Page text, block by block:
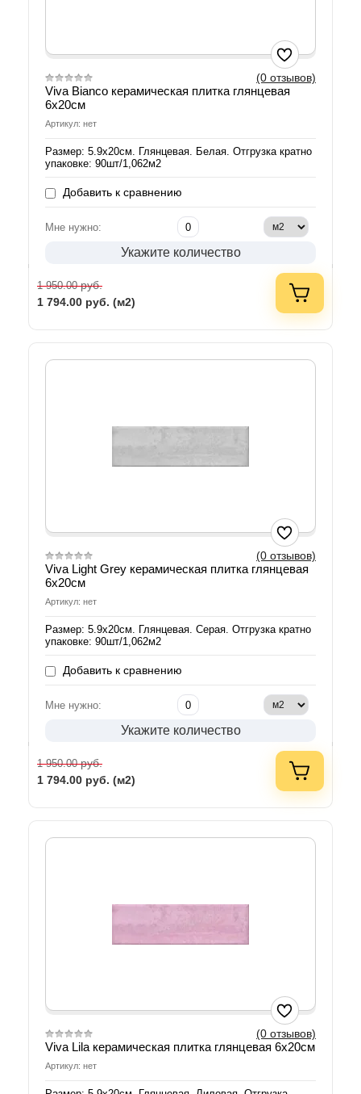
(0 отзывов)
Viva Bianco керамическая плитка глянцевая
6х20см
Артикул: нет
Размер: 5.9х20см. Глянцевая. Белая. Отгрузка кратно
упаковке: 90шт/1,062м2
Добавить к сравнению
Мне нужно:
Укажите количество
1 950.00руб.
1 794.00 руб. (м2)
(0 отзывов)
Viva Light Grey керамическая плитка глянцевая
6х20см
Артикул: нет
Размер: 5.9х20см. Глянцевая. Серая. Отгрузка кратно
упаковке: 90шт/1,062м2
Добавить к сравнению
Мне нужно:
Укажите количество
1 950.00руб.
1 794.00 руб. (м2)
(0 отзывов)
Viva Lila керамическая плитка глянцевая 6х20см
Артикул: нет